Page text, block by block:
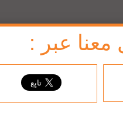
إن المبادرة ستتوقف في حالة
والأسمدة.
إلى ميناء بيفديني في
إلى أوكرانيا العام الماضي.
عبر :